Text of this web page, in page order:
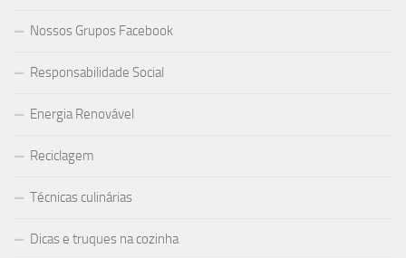
Nossos Grupos Facebook
Responsabilidade Social
Energia Renovável
Reciclagem
Técnicas culinárias
Dicas e truques na cozinha